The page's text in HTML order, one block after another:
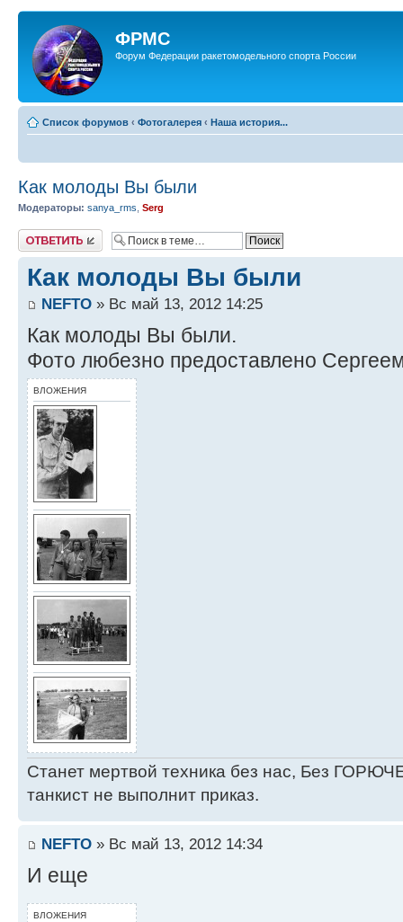
ФРМС
Форум Федерации ракетомодельного спорта России
Список форумов ‹ Фотогалерея ‹ Наша история...
Как молоды Вы были
Модераторы: sanya_rms Serg
Ответить
Как молоды Вы были
NEFTO » Вс май 13, 2012 14:25
Как молоды Вы были.
Фото любезно предоставлено
ВЛОЖЕНИЯ
Станет мертвой техника без нас, Без
танкист не выполнит приказ.
NEFTO » Вс май 13, 2012 14:34
И еще
ВЛОЖЕНИЯ